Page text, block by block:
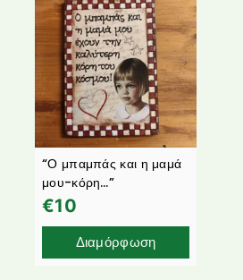
“Ο μπαμπάς και η μαμά
μου-κόρη…”
€10
Διαμόρφωση